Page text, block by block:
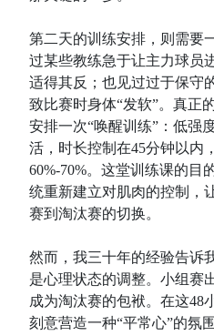
第二天的训练安排，则需要
过某些教练急于让主力球员
适得其反；也见过过于保守
致比赛时身体“发软”。真正
安排一次“唤醒训练”：低强
活，时长控制在45分钟以内
60%-70%。这堂训练课的目
统重新建立对肌肉的控制，
赛到淘汰赛的切换。
然而，我三十年的经验告诉
是心理状态的调整。小组赛
成为淘汰赛的包袱。在这48
刻意营造一种“平常心”的